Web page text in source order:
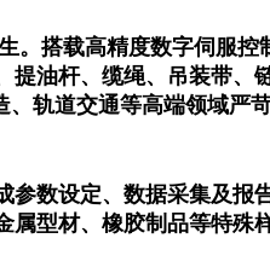
搭载高精度数字伺服
油杆、缆绳、吊装带
轨道交通等高端领域严苛
数设定、数据采集及
型材、橡胶制品等特殊样